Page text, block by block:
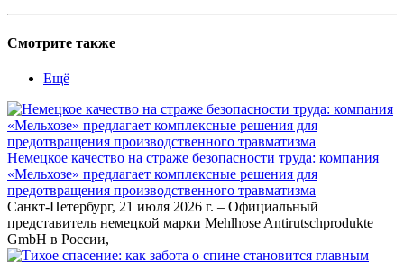
Смотрите также
Ещё
Немецкое качество на страже безопасности труда: компания
«Мельхозе» предлагает комплексные решения для
предотвращения производственного травматизма
Санкт-Петербург, 21 июля 2026 г. – Официальный
представитель немецкой марки Mehlhose Antirutschprodukte
GmbH в России,